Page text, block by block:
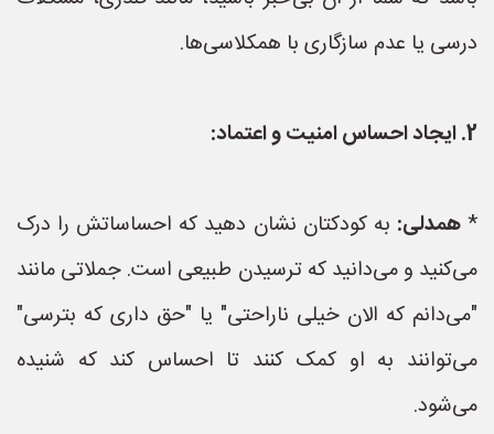
درسی یا عدم سازگاری با همکلاسی‌ها.
2. ایجاد احساس امنیت و اعتماد:
*همدلی: به کودکتان نشان دهید که احساساتش را درک
می‌کنید و می‌دانید که ترسیدن طبیعی است. جملاتی مانند
"می‌دانم که الان خیلی ناراحتی" یا "حق داری که بترسی"
می‌توانند به او کمک کنند تا احساس کند که شنیده
می‌شود.